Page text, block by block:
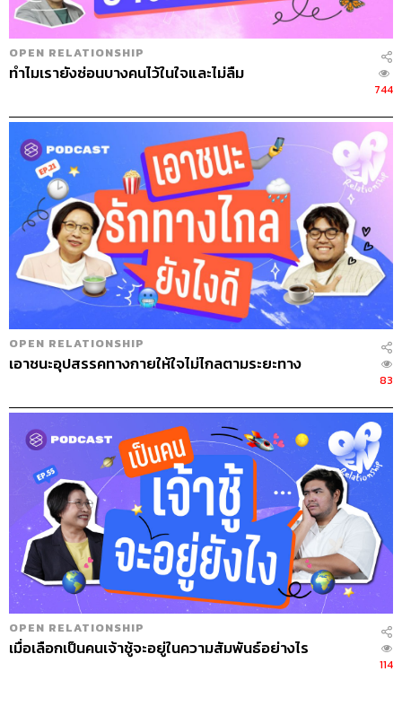
OPEN RELATIONSHIP
ทำไมเรายังซ่อนบางคนไว้ในใจและไม่ลืม
744
OPEN RELATIONSHIP
เอาชนะอุปสรรคทางกายให้ใจไม่ไกลตามระยะทาง
83
OPEN RELATIONSHIP
เมื่อเลือกเป็นคนเจ้าชู้จะอยู่ในความสัมพันธ์อย่างไร
114